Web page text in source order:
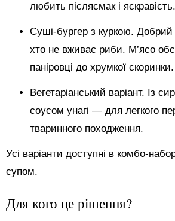
любить післясмак і яскравість.
Суші-бургер з куркою. Добрий
хто не вживає риби. М’ясо
паніровці до хрумкої скоринки.
Вегетаріанський варіант. Із
соусом унагі — для легкого
тваринного походження.
Усі варіанти доступні в комбо-
супом.
Для кого це рішення?